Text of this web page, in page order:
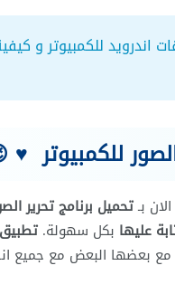
للكمبيوتر و
للكمبيوتر ♥
بـتحميل برنامج تحرير
عليها بكل سهولة.
بعضها البعض مع جميع